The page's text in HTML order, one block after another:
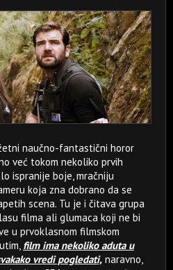
naučno-fantastični horor
već tokom nekoliko prvih
ispranije boje, mračniju
koja zna dobrano da se
scena. Tu je i čitava grupa
filma ali glumaca koji ne bi
u prvoklasnom filmskom
film ima nekoliko aduta u
vredi pogledati, naravno,